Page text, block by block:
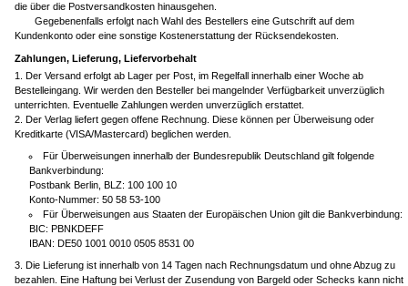
die über die Postversandkosten hinausgehen.
Gegebenenfalls erfolgt nach Wahl des Bestellers eine Gutschrift auf dem
Kundenkonto oder eine sonstige Kostenerstattung der Rücksendekosten.
Zahlungen, Lieferung, Liefervorbehalt
Der Versand erfolgt ab Lager per Post, im Regelfall innerhalb einer Woche ab
Bestelleingang. Wir werden den Besteller bei mangelnder Verfügbarkeit unverzüglich
unterrichten. Eventuelle Zahlungen werden unverzüglich erstattet.
Der Verlag liefert gegen offene Rechnung. Diese können per Überweisung oder
Kreditkarte (VISA/Mastercard) beglichen werden.
Für Überweisungen innerhalb der Bundesrepublik Deutschland gilt folgende
Bankverbindung:
Postbank Berlin, BLZ: 100 100 10
Konto-Nummer: 50 58 53-100
Für Überweisungen aus Staaten der Europäischen Union gilt die Bankverbindung:
BIC: PBNKDEFF
IBAN: DE50 1001 0010 0505 8531 00
Die Lieferung ist innerhalb von 14 Tagen nach Rechnungsdatum und ohne Abzug zu
bezahlen. Eine Haftung bei Verlust der Zusendung von Bargeld oder Schecks kann nicht